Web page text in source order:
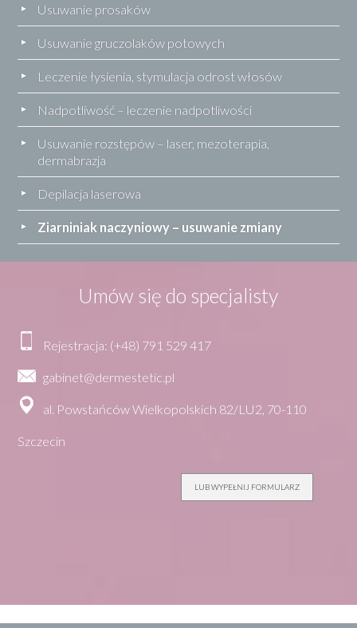
Usuwanie prosaków
Usuwanie gruczolaków potowych
Leczenie łysienia, stymulacja odrost włosów
Nadpotliwość – leczenie nadpotliwości
Usuwanie rozstępów – laser, mezoterapia,
dermabrazja
Depilacja laserowa
Ziarniniak naczyniowy – usuwanie zmiany
Umów się do specjalisty
Rejestracja: (+48) 791 529 417
gabinet@dermestetic.pl
al. Powstańców Wielkopolskich 82/LU2, 70-110
Szczecin
LUB WYPEŁNIJ FORMULARZ